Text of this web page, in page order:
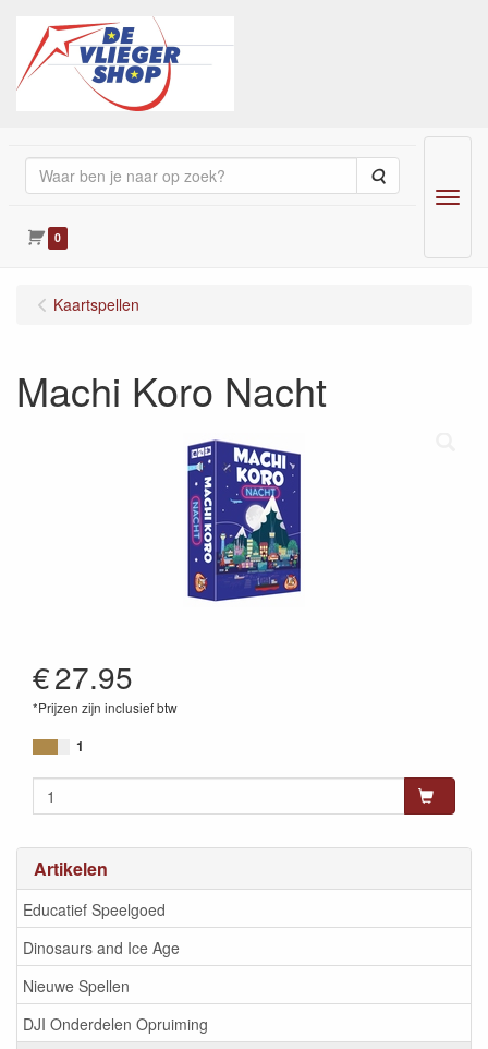
Zoeken
0
Menu
Artikelen
Educatief Speelgoed
Dinosaurs and Ice Age
Nieuwe Spellen
DJI Onderdelen Opruiming
Kaartspellen
Machi Koro Nacht
€27.95
*Prijzen zijn inclusief btw
8718026302894
1